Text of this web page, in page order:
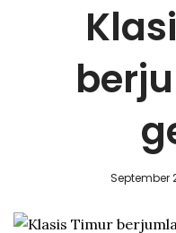
September